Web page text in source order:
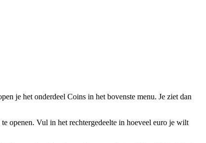
je het onderdeel Coins in het bovenste menu. Je ziet dan
openen. Vul in het rechtergedeelte in hoeveel euro je wilt